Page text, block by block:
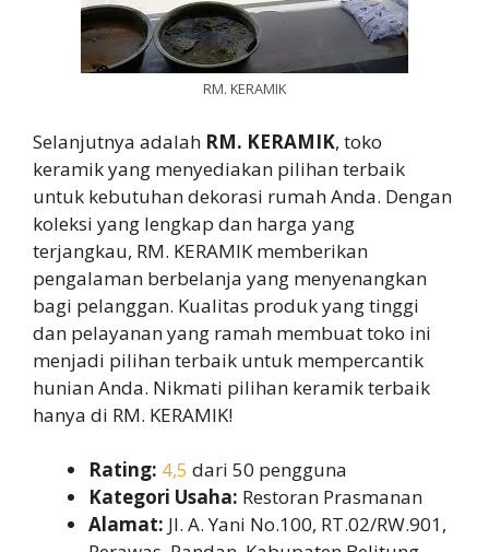
RM. KERAMIK
Selanjutnya adalah RM. KERAMIK, toko
keramik yang menyediakan pilihan terbaik
untuk kebutuhan dekorasi rumah Anda. Dengan
koleksi yang lengkap dan harga yang
terjangkau, RM. KERAMIK memberikan
pengalaman berbelanja yang menyenangkan
bagi pelanggan. Kualitas produk yang tinggi
dan pelayanan yang ramah membuat toko ini
menjadi pilihan terbaik untuk mempercantik
hunian Anda. Nikmati pilihan keramik terbaik
hanya di RM. KERAMIK!
Rating: 4,5 dari 50 pengguna
Kategori Usaha: Restoran Prasmanan
Alamat: Jl. A. Yani No.100, RT.02/RW.901,